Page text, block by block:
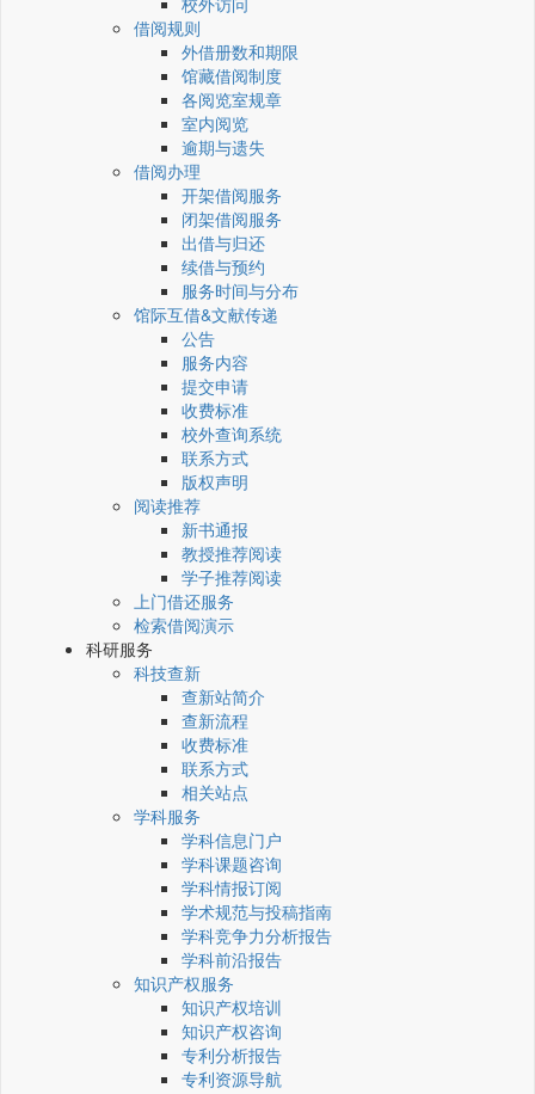
借阅规则
外借册数和期限
馆藏借阅制度
各阅览室规章
室内阅览
逾期与遗失
借阅办理
开架借阅服务
闭架借阅服务
出借与归还
续借与预约
服务时间与分布
馆际互借&文献传递
公告
服务内容
提交申请
收费标准
校外查询系统
联系方式
版权声明
阅读推荐
新书通报
教授推荐阅读
学子推荐阅读
上门借还服务
检索借阅演示
科研服务
科技查新
查新站简介
查新流程
收费标准
联系方式
相关站点
学科服务
学科信息门户
学科课题咨询
学科情报订阅
学术规范与投稿指南
学科竞争力分析报告
学科前沿报告
知识产权服务
知识产权培训
知识产权咨询
专利分析报告
专利资源导航